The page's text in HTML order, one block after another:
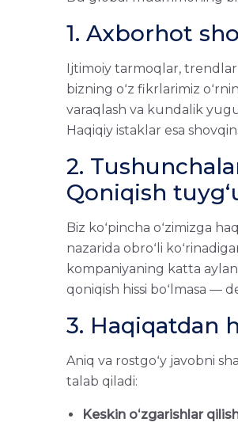
1. Axborhot
Ijtimoiy tarmoqlar,
bizning oʻz fikrlarimiz
varaqlash va kundalik
Haqiqiy istaklar esa
2.
Qoniqish
Biz koʻpincha oʻzimizga
nazarida obroʻli
kompaniyaning katta
qoniqish hissi boʻlmasa —
3. Haqiqatdan
Aniq va rostgoʻy javobni
talab qiladi:
Keskin oʻzgarishlar